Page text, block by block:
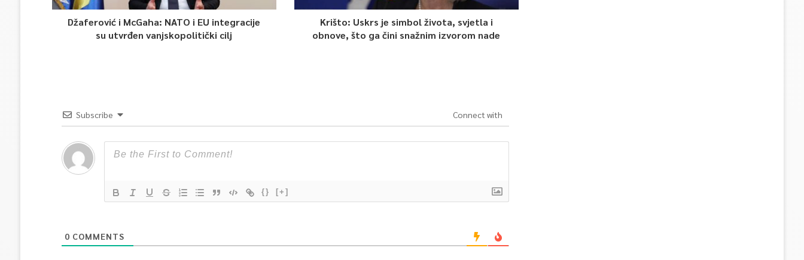
Džaferović i McGaha: NATO i EU integracije
su utvrđen vanjskopolitički cilj
Krišto: Uskrs je simbol života, svjetla i
obnove, što ga čini snažnim izvorom nade
Subscribe Connect with
{} [+]
0 COMMENTS